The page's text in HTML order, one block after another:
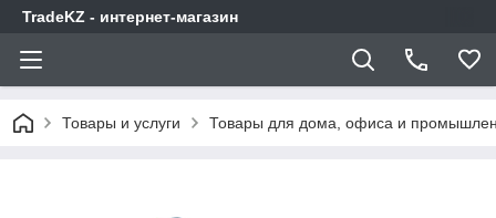
TradeKZ - интернет-магазин
Товары и услуги Товары для дома, офиса и